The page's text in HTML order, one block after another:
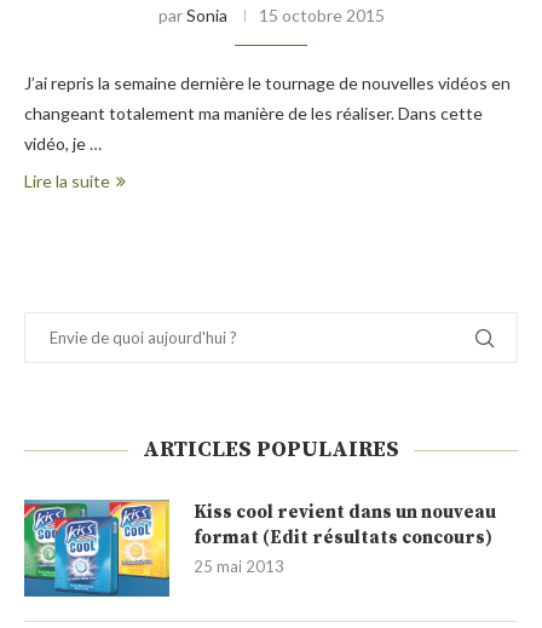
parSonia 15 octobre 2015
J’ai repris la semaine dernière le tournage de nouvelles vidéos en
changeant totalement ma manière de les réaliser. Dans cette
vidéo, je …
Lire la suite
ARTICLES POPULAIRES
Kiss cool revient dans un nouveau
format (Edit résultats concours)
25 mai 2013